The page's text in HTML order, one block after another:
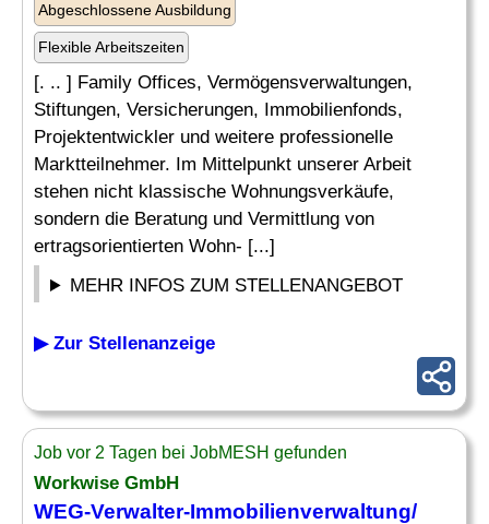
Abgeschlossene Ausbildung
Flexible Arbeitszeiten
[. .. ] Family Offices, Vermögensverwaltungen,
Stiftungen, Versicherungen, Immobilienfonds,
Projektentwickler und weitere professionelle
Marktteilnehmer. Im Mittelpunkt unserer Arbeit
stehen nicht klassische Wohnungsverkäufe,
sondern die Beratung und Vermittlung von
ertragsorientierten Wohn- [...]
MEHR INFOS ZUM STELLENANGEBOT
▶ Zur Stellenanzeige
Job vor 2 Tagen bei JobMESH gefunden
Workwise GmbH
WEG-Verwalter-Immobilienverwaltung/